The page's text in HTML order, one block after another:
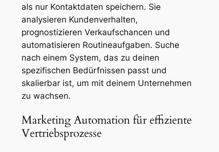
als nur Kontaktdaten speichern. Sie
analysieren Kundenverhalten,
prognostizieren Verkaufschancen und
automatisieren Routineaufgaben. Suche
nach einem System, das zu deinen
spezifischen Bedürfnissen passt und
skalierbar ist, um mit deinem Unternehmen
zu wachsen.
Marketing Automation für effiziente
Vertriebsprozesse